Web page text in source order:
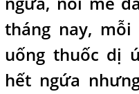
tháng nay,
uống thuốc dị
hết ngứa